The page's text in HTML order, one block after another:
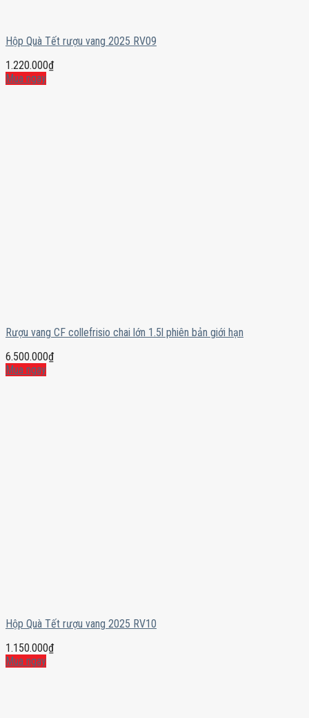
Hộp Quà Tết rượu vang 2025 RV09
1.220.000₫
Mua ngay
Rượu vang CF collefrisio chai lớn 1.5l phiên bản giới hạn
6.500.000₫
Mua ngay
Hộp Quà Tết rượu vang 2025 RV10
1.150.000₫
Mua ngay